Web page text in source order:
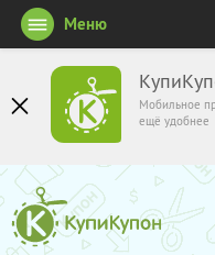
Мобильное
ещё удобнее
Меню